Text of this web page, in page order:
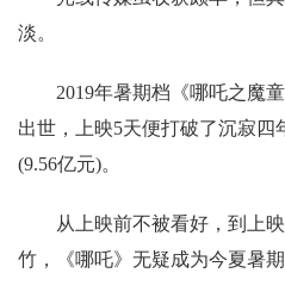
淡。
2019年暑期档《哪吒之魔
出世，上映5天便打破了沉寂
(9.56亿元)。
从上映前不被看好，到上
竹，《哪吒》无疑成为今夏暑